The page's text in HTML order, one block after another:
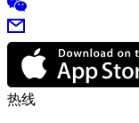
热线